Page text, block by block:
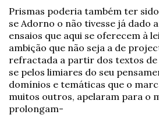
Prismas poderia também ter
se Adorno o não tivesse já dado
ensaios que aqui se oferecem à
ambição que não seja a de
refractada a partir dos textos
se pelos limiares do seu
domínios e temáticas que o
muitos outros, apelaram para o
prolongam-